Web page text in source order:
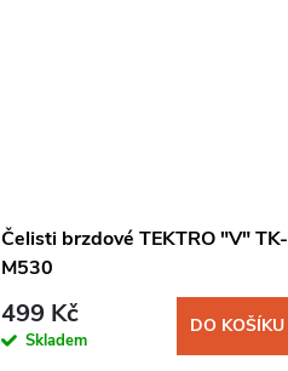
Čelisti brzdové TEKTRO "V" TK-
M530
499 Kč
Skladem
DO KOŠÍKU